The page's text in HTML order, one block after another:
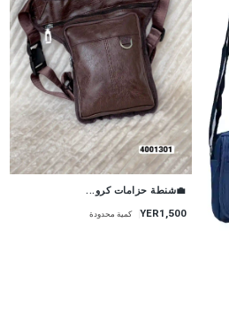
💼شنطة حزامات كرو...
YER1,500 كمية محدودة